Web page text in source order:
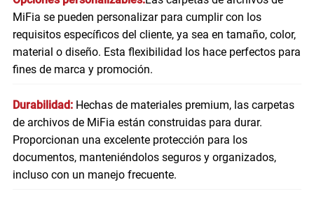
MiFia se pueden personalizar para cumplir con los
requisitos específicos del cliente, ya sea en tamaño, color,
material o diseño. Esta flexibilidad los hace perfectos para
fines de marca y promoción.
Durabilidad: Hechas de materiales premium, las carpetas
de archivos de MiFia están construidas para durar.
Proporcionan una excelente protección para los
documentos, manteniéndolos seguros y organizados,
incluso con un manejo frecuente.